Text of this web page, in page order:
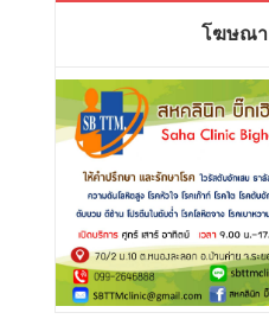
โฆษณา